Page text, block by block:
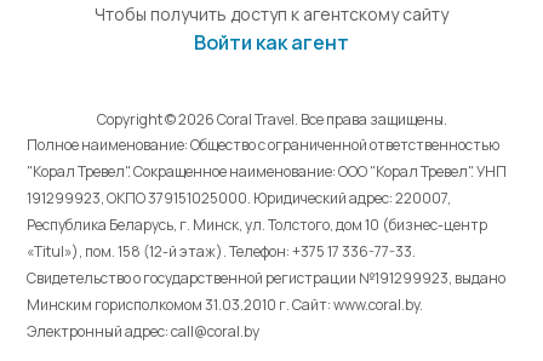
Чтобы получить доступ к агентскому сайту
Войти как агент
Copyright © 2026 Coral Travel. Все права защищены.
Полное наименование: Общество с ограниченной ответственностью
"Корал Тревел". Сокращенное наименование: ООО "Корал Тревел". УНП
191299923, ОКПО 379151025000. Юридический адрес: 220007,
Республика Беларусь, г. Минск, ул. Толстого, дом 10 (бизнес-центр
«Titul»), пом. 158 (12-й этаж). Телефон: +375 17 336-77-33.
Свидетельство о государственной регистрации №191299923, выдано
Минским горисполкомом 31.03.2010 г. Cайт: www.coral.by.
Электронный адрес: call@coral.by